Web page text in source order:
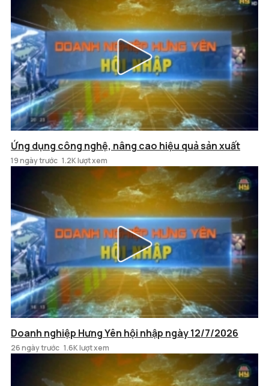
Ứng dụng công nghệ, nâng cao hiệu quả sản xuất
19 ngày trước 1.2K lượt xem
Doanh nghiệp Hưng Yên hội nhập ngày 12/7/2026
26 ngày trước 1.6K lượt xem